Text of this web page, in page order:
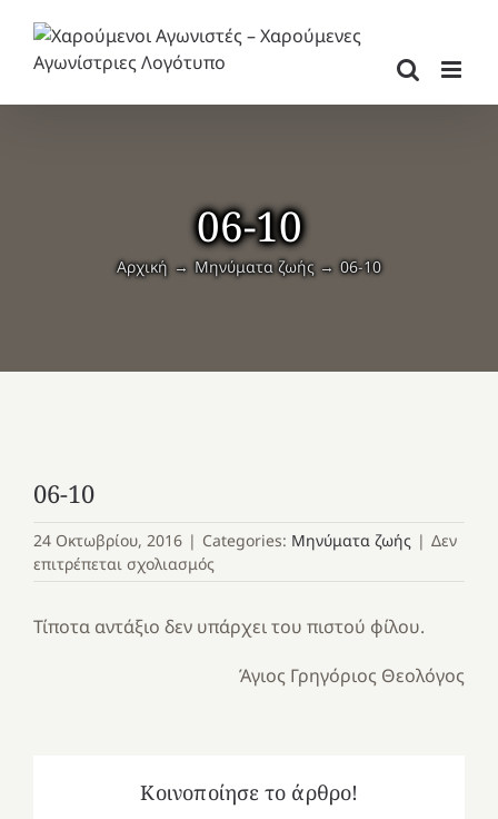
περιεχόμενο
06-10
Αρχική Μηνύματα ζωής 06-10
06-10
24 Οκτωβρίου, 2016 | Categories: Μηνύματα ζωής | Δεν
επιτρέπεται σχολιασμός
Τίποτα αντάξιο δεν υπάρχει του πιστού φίλου.
Άγιος Γρηγόριος Θεολόγος
Κοινοποίησε το άρθρο!